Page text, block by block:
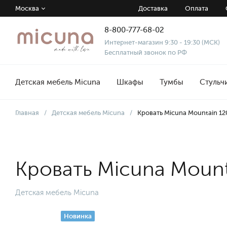
Москва Доставка Оплата
8-800-777-68-02
Интернет-магазин 9:30 - 19:30 (МСК)
Бесплатный звонок по РФ
Детская мебель Micuna Шкафы Тумбы
Главная / Детская мебель Micuna / Кровать Micuna Mountain
Новинка
Детская мебель Micuna
Кровать Micuna